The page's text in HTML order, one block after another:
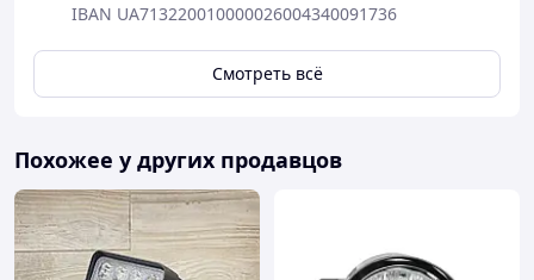
IBAN UA713220010000026004340091736
Смотреть всё
Похожее у других продавцов